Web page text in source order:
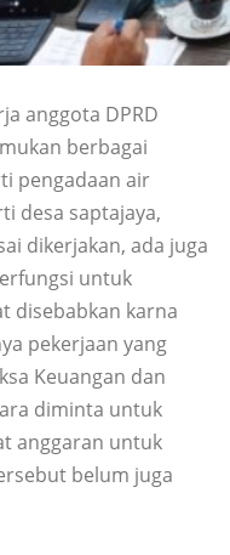
anggota DPRD
berbagai
pengadaan air
desa saptajaya,
dikerjakan, ada juga
untuk
disebabkan karna
pekerjaan yang
Keuangan dan
diminta untuk
anggaran untuk
belum juga